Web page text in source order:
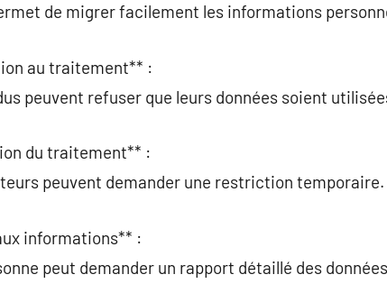
de migrer facilement les informations
au traitement** :
peuvent refuser que leurs données soient
du traitement** :
peuvent demander une restriction temporaire.
informations** :
peut demander un rapport détaillé des